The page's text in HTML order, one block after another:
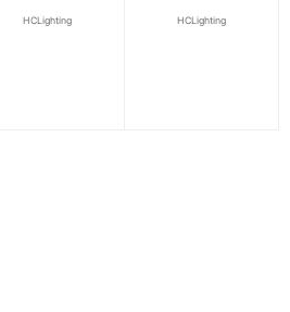
HCLighting HCLighting